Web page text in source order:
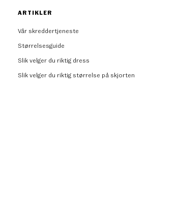
ARTIKLER
Vår skreddertjeneste
Størrelsesguide
Slik velger du riktig dress
Slik velger du riktig størrelse på skjorten